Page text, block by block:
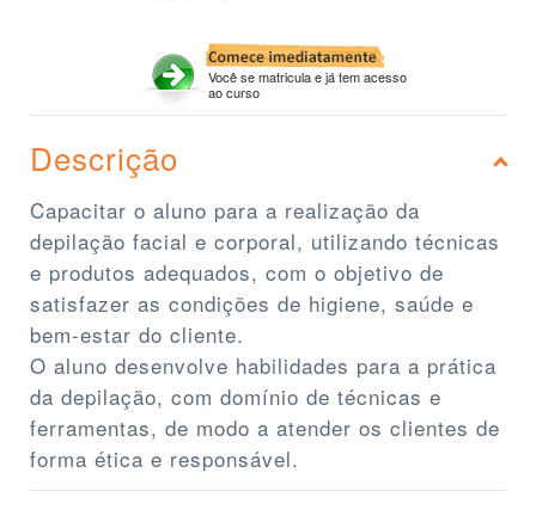
Você se matricula e já tem acesso
ao curso
Descrição
Capacitar o aluno para a realização da
depilação facial e corporal, utilizando técnicas
e produtos adequados, com o objetivo de
satisfazer as condições de higiene, saúde e
bem-estar do cliente.
O aluno desenvolve habilidades para a prática
da depilação, com domínio de técnicas e
ferramentas, de modo a atender os clientes de
forma ética e responsável.